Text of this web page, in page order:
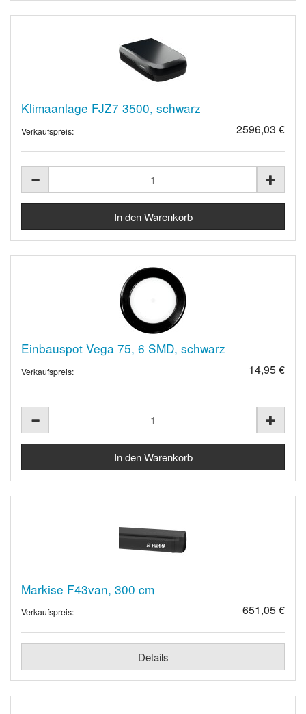
Klimaanlage FJZ7 3500, schwarz
Verkaufspreis: 2596,03 €
Einbauspot Vega 75, 6 SMD, schwarz
Verkaufspreis: 14,95 €
Markise F43van, 300 cm
Verkaufspreis: 651,05 €
Details